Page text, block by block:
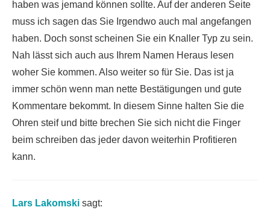
haben was jemand können sollte. Auf der anderen Seite
muss ich sagen das Sie Irgendwo auch mal angefangen
haben. Doch sonst scheinen Sie ein Knaller Typ zu sein.
Nah lässt sich auch aus Ihrem Namen Heraus lesen
woher Sie kommen. Also weiter so für Sie. Das ist ja
immer schön wenn man nette Bestätigungen und gute
Kommentare bekommt. In diesem Sinne halten Sie die
Ohren steif und bitte brechen Sie sich nicht die Finger
beim schreiben das jeder davon weiterhin Profitieren
kann.
Lars Lakomski sagt: